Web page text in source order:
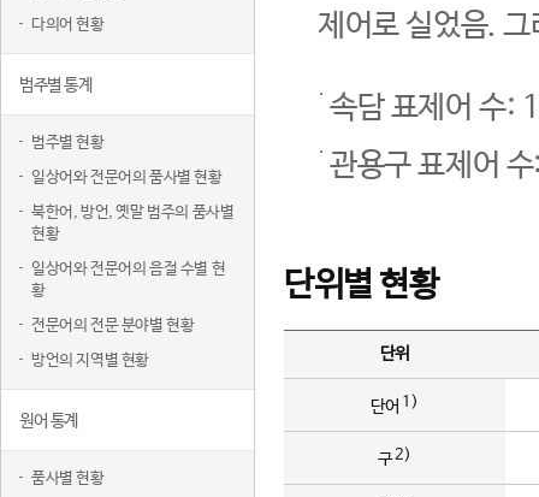
다의어 현황
범주별 통계
범주별 현황
일상어와 전문어의 품사별 현황
북한어, 방언, 옛말 범주의 품사별
현황
일상어와 전문어의 음절 수별 현
황
전문어의 전문 분야별 현황
방언의 지역별 현황
원어 통계
품사별 현황
제어로 실었음.
속담 표제어 수:
관용구 표제어
단위별 현황
단위
단어 1)
구2)